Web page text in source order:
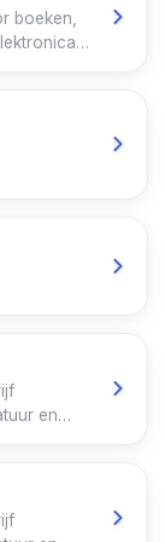
boeken,
eigen
en